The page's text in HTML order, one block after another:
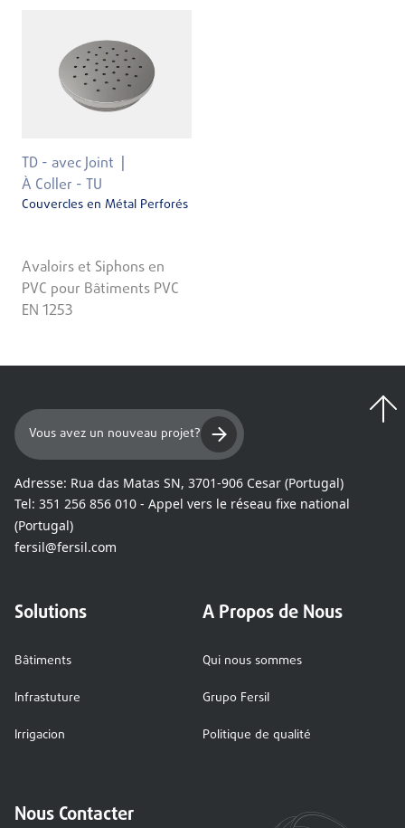
TD - avec Joint
À Coller - TU
Couvercles en Métal Perforés
Avaloirs et Siphons en
PVC pour Bâtiments PVC
EN 1253
Vous avez un nouveau projet?
Adresse: Rua das Matas SN, 3701-906 Cesar (Portugal)
Tel: 351 256 856 010 - Appel vers le réseau fixe national
(Portugal)
fersil@fersil.com
Solutions
Bâtiments
Infrastuture
Irrigacion
A Propos de Nous
Qui nous sommes
Grupo Fersil
Politique de qualité
Nous Contacter